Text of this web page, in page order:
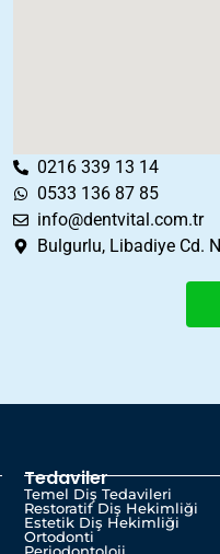
0216 339 13 14
0533 136 87 85
info@dentvital.com.tr
Bulgurlu, Libadiye Cd.
Tedaviler
Temel Diş Tedavileri
Restoratif Diş Hekimliği
Estetik Diş Hekimliği
Ortodonti